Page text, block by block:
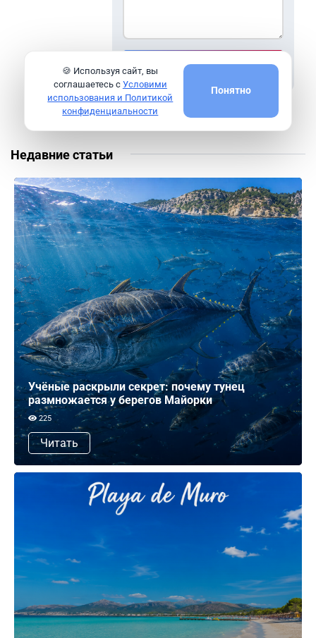
Войти для комментария
Недавние статьи
Учёные раскрыли секрет: почему тунец
размножается у берегов Майорки
225
Читать
🍪 Используя сайт, вы
соглашаетесь с Условими
использования и Политикой
конфиденциальности
Понятно